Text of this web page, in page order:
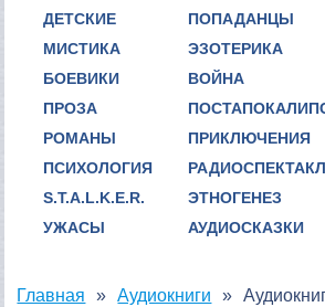
ДЕТСКИЕ
МИСТИКА
БОЕВИКИ
ПРОЗА
РОМАНЫ
ПСИХОЛОГИЯ
S.T.A.L.K.E.R.
УЖАСЫ
ПОПАДАНЦЫ
ЭЗОТЕРИКА
ВОЙНА
ПРИКЛЮЧЕНИЯ
ЭТНОГЕНЕЗ
АУДИОСКАЗКИ
Главная Аудиокниги